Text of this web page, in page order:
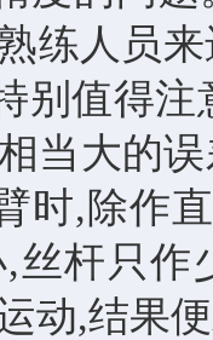
练人员
别值得
当大的
时,除作
丝杆只
动,结果